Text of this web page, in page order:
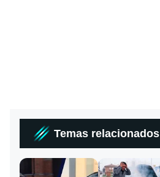
Temas relacionados